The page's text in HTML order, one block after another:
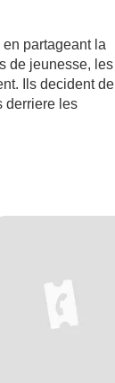
partageant la
de jeunesse, les
Ils decident de
derriere les